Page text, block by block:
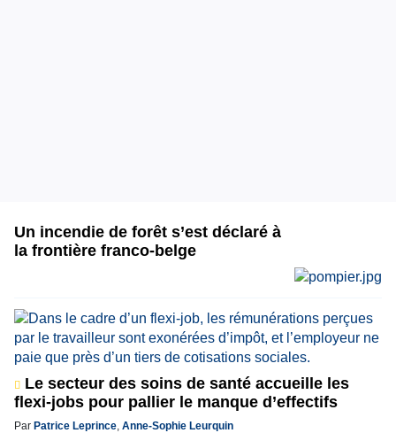
Un incendie de forêt s’est déclaré à
la frontière franco-belge
Le secteur des soins de santé accueille les
flexi-jobs pour pallier le manque d’effectifs
Par Patrice Leprince, Anne-Sophie Leurquin